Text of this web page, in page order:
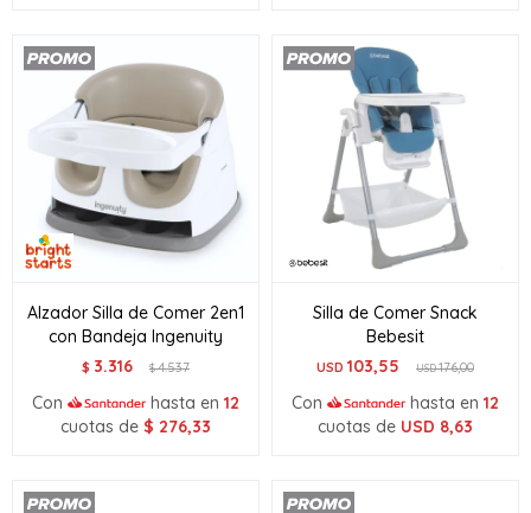
Alzador Silla de Comer 2en1
con Bandeja Ingenuity
$ 3.316 $4.537
Con hasta en 12
cuotas de $ 276,33
Silla de Comer Snack
Bebesit
USD 103,55 USD176,00
Con hasta en 12
cuotas de USD 8,63